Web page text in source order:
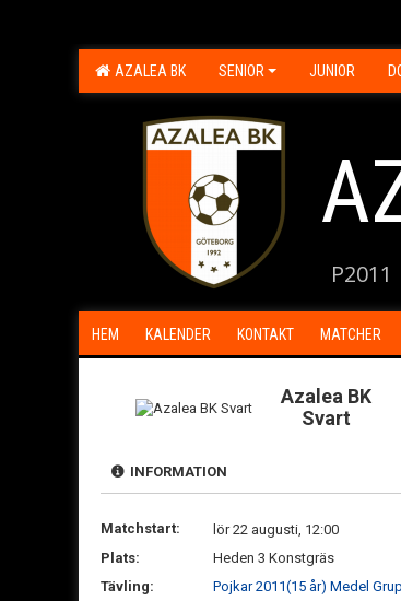
AZALEA BK SENIOR JUNIOR
P2011
HEM KALENDER KONTAKT MATCHER
Azalea BK
Svart
INFORMATION
Matchstart:
lör 22 augusti, 12:00
Plats:
Heden 3 Konstgräs
Tävling:
Pojkar 2011(15 år) Medel